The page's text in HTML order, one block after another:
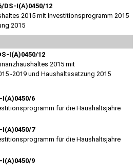
DS-I(A)0450/12
2015 mit Investitionsprogramm 2015
2015
I(A)0450/12
2015 mit
-2019 und Haushaltssatzung 2015
I(A)0450/6
für die Haushaltsjahre
I(A)0450/7
für die Haushaltsjahre
I(A)0450/9